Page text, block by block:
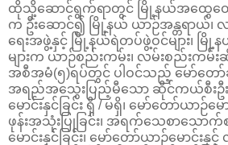
ထိုသို့ဆောင်ရွက်ရာတွင် မြို့နယ်အထွေထွေအု
က ဦးဆောင်၍ မြို့နယ် ယာဉ်အန္တရာယ်၊ လ
ရေးအဖွဲ့နှင့် မြို့နယ်ရဲတပ်ဖွဲ့ဝင်များ၊ မ
များက ယာဉ်စည်းကမ်း၊ လမ်းစည်းကမ်းဆို
အစီအမံ(၅)ရပ်တွင် ပါဝင်သည့် မော်တေ
အရည်အသွေးပြည့်မီသော ဆိုင်ကယ်စီးဦး
မောင်းနှင်ခြင်း ရှိ / မရှိ၊ မော်တော်ယာဉ်
ဖုန်းအသုံးပြုခြင်း၊ အရက်သေစာသောက်
မောင်းနှင်ခြင်း၊ မော်တော်ယာဉ်မောင်းနှင့်